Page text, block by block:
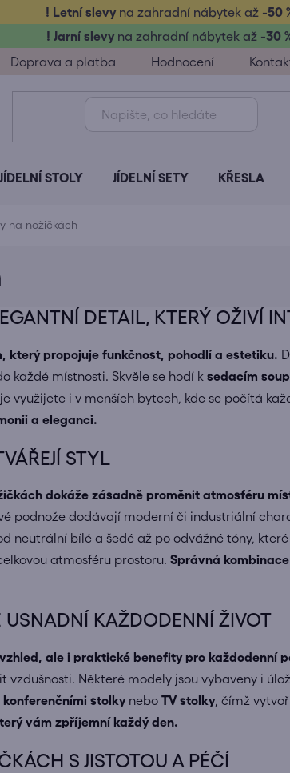
! Letní slevy na zahradní nábytek až-50
! Jarní slevy na zahradní nábytek až -30
Doprava a platba Hodnocení
JÍDELNÍ STOLY JÍDELNÍ SETY KŘESLA
na nožičkách
DETAIL, KTERÝ OŽIVÍ
který propojuje funkčnost, pohodlí a estetiku.
každé místnosti. Skvěle se hodí k sedacím
využijete i v menších bytech, kde se počítá
a eleganci.
STYL
dokáže zásadně proměnit atmosféru
podnože dodávají moderní či industriální
neutrální bílé a šedé až po odvážné tóny,
atmosféru prostoru. Správná
USNADNÍ KAŽDODENNÍ ŽIVOT
ale i praktické benefity pro každodenní
Některé modely jsou vybaveny i
konferenčními stolkynebo TV stolky, čímž
vám zpříjemní každý den.
S JISTOTOU A PÉČÍ